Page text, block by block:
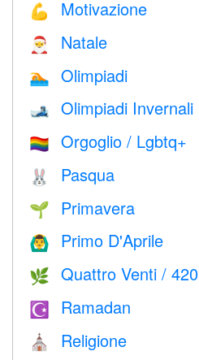
💪 Motivazione
🎅 Natale
🏊 Olimpiadi
🎿 Olimpiadi Invernali
🏳️‍🌈 Orgoglio / Lgbtq+
🐰 Pasqua
🌱 Primavera
🙆‍♂️ Primo D'Aprile
🌿 Quattro Venti / 420
☪️ Ramadan
⛪️ Religione